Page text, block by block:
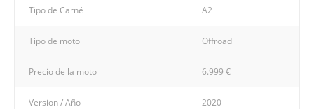
Tipo de Carné A2
Tipo de moto Offroad
Precio de la moto 6.999 €
Version / Año 2020